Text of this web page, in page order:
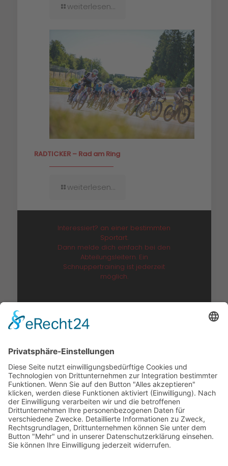
weiterlesen...
RADTICKER – Rad am Ring
weiterlesen...
Interessiert? an einer bestimmten
Sportart.
Dann melde dich einfach bei den
Abteilungsleitern. Ein
Schnuppertraining ist jederzeit
möglich.
Adresse:
Turnverein Miltenberg 1862 e.V.
Churfrankenhalle
Jahnstraße 12
63897 Miltenberg
Kontakt zu den Abteilungen